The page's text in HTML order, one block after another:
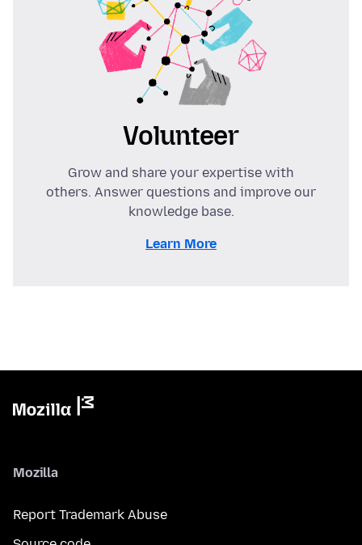
Volunteer
Grow and share your expertise with
others. Answer questions and improve our
knowledge base.
Learn More
Mozilla
Report Trademark Abuse